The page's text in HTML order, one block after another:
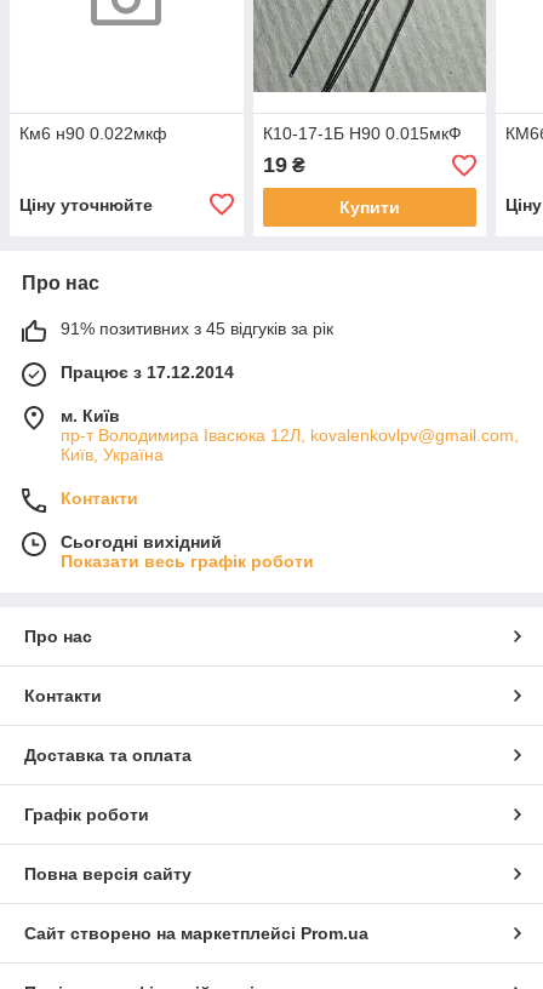
Км6 н90 0.022мкф
Ціну уточнюйте
К10-17-1Б Н90 0.015мкФ
19₴
Купити
Про нас
91% позитивних з 45 відгуків за рік
Працює з 17.12.2014
м. Київ
пр-т Володимира Івасюка 12Л, kovalenkovlpv@gmail.com,
Київ, Україна
Контакти
Сьогодні вихідний
Показати весь графік роботи
Про нас
Контакти
Доставка та оплата
Графік роботи
Повна версія сайту
Сайт створено на маркетплейсі Prom.ua